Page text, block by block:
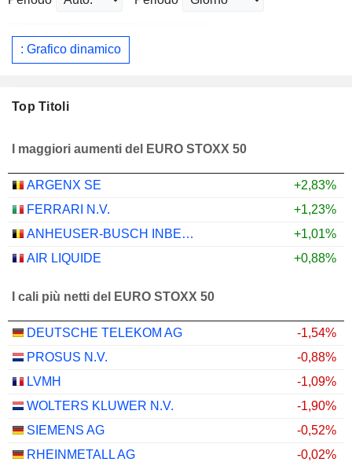
: Grafico dinamico
Top Titoli
I maggiori aumenti del EURO STOXX 50
ARGENX SE
+2,83%
FERRARI N.V.
+1,23%
ANHEUSER-BUSCH INBEV SA/NV
+1,01%
AIR LIQUIDE
+0,88%
I cali più netti del EURO STOXX 50
DEUTSCHE TELEKOM AG
-1,54%
PROSUS N.V.
-0,88%
LVMH
-1,09%
WOLTERS KLUWER N.V.
-1,90%
SIEMENS AG
-0,52%
RHEINMETALL AG
-0,02%